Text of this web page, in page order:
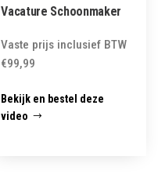
Vacature Schoonmaker
Vaste prijs inclusief BTW
€99,99
Bekijk en bestel deze
video